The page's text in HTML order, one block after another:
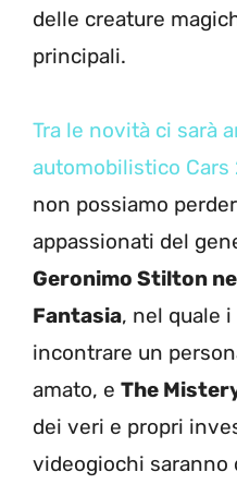
delle creature
principali.
Tra le novità ci sarà
automobilistico Cars
non possiamo
appassionati del
Geronimo Stilton
Fantasia, nel quale
incontrare un
amato, e The
dei veri e propri
videogiochi saranno